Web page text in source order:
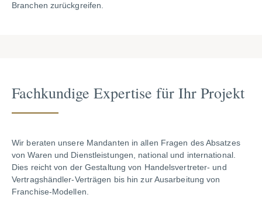
Branchen zurückgreifen.
Fachkundige Expertise für Ihr Projekt
Wir beraten unsere Mandanten in allen Fragen des Absatzes
von Waren und Dienstleistungen, national und international.
Dies reicht von der Gestaltung von Handelsvertreter- und
Vertragshändler-Verträgen bis hin zur Ausarbeitung von
Franchise-Modellen.